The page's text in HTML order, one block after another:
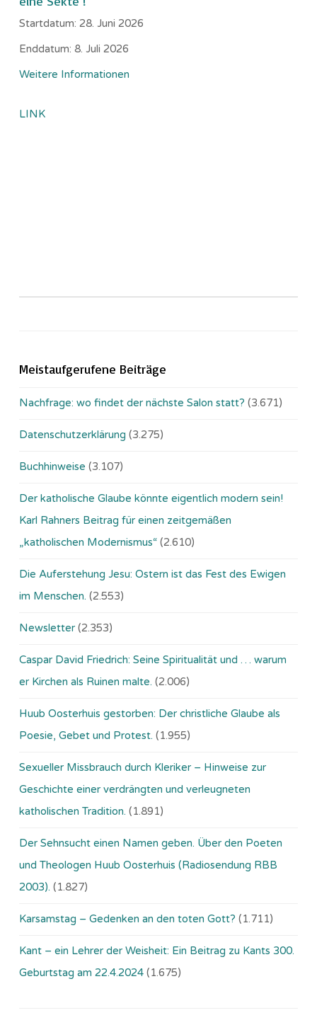
Startdatum: 28. Juni 2026
Enddatum: 8. Juli 2026
Weitere Informationen
LINK
Meistaufgerufene Beiträge
Nachfrage: wo findet der nächste Salon statt? (3.671)
Datenschutzerklärung (3.275)
Buchhinweise (3.107)
Der katholische Glaube könnte eigentlich modern sein!
Karl Rahners Beitrag für einen zeitgemäßen
„katholischen Modernismus“ (2.610)
Die Auferstehung Jesu: Ostern ist das Fest des Ewigen
im Menschen. (2.553)
Newsletter (2.353)
Caspar David Friedrich: Seine Spiritualität und … warum
er Kirchen als Ruinen malte. (2.006)
Huub Oosterhuis gestorben: Der christliche Glaube als
Poesie, Gebet und Protest. (1.955)
Sexueller Missbrauch durch Kleriker – Hinweise zur
Geschichte einer verdrängten und verleugneten
katholischen Tradition. (1.891)
Der Sehnsucht einen Namen geben. Über den Poeten
und Theologen Huub Oosterhuis (Ra­dio­sen­dung RBB
2003). (1.827)
Karsamstag – Gedenken an den toten Gott? (1.711)
Kant – ein Lehrer der Weisheit: Ein Beitrag zu Kants 300.
Geburtstag am 22.4.2024 (1.675)